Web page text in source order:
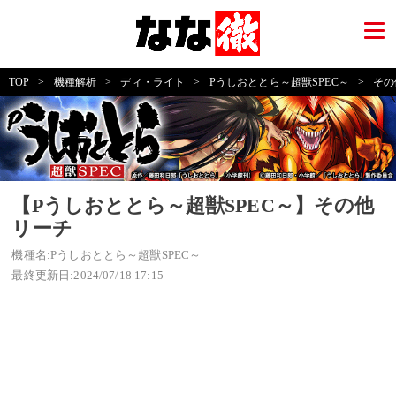
TOP > 機種解析 > ディ・ライト > Pうしおととら～超獣SPEC～ > そ
【Pうしおととら～超獣SPEC～】その他
リーチ
機種名:Pうしおととら～超獣SPEC～
最終更新日:2024/07/18 17:15